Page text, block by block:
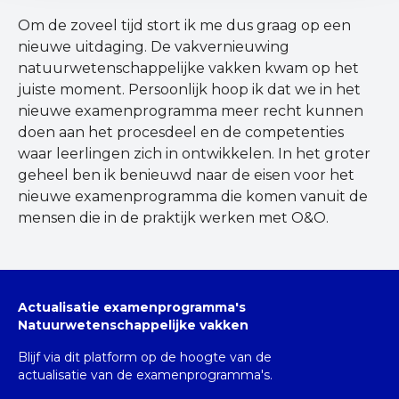
Om de zoveel tijd stort ik me dus graag op een
nieuwe uitdaging. De vakvernieuwing
natuurwetenschappelijke vakken kwam op het
juiste moment. Persoonlijk hoop ik dat we in het
nieuwe examenprogramma meer recht kunnen
doen aan het procesdeel en de competenties
waar leerlingen zich in ontwikkelen. In het groter
geheel ben ik benieuwd naar de eisen voor het
nieuwe examenprogramma die komen vanuit de
mensen die in de praktijk werken met O&O.
Actualisatie examenprogramma's
Natuurwetenschappelijke vakken
Blijf via dit platform op de hoogte van de
actualisatie van de examenprogramma's.